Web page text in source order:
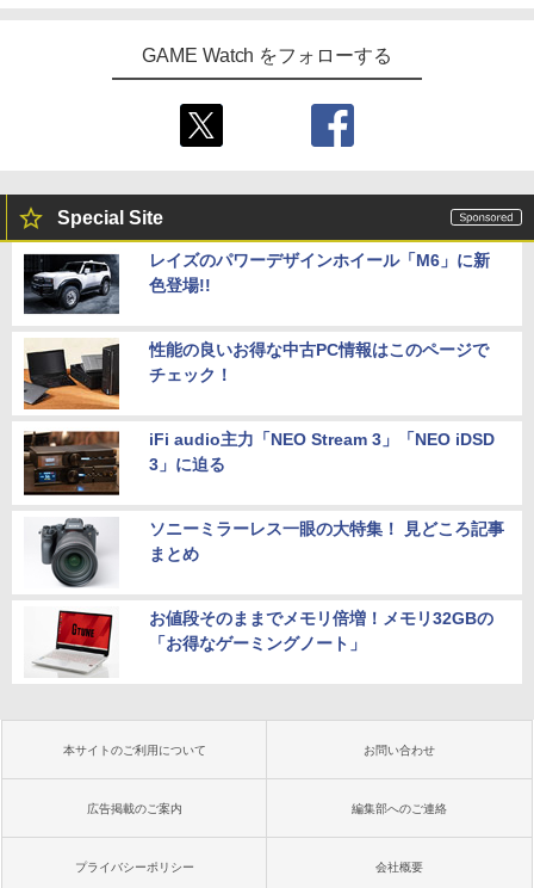
GAME Watch をフォローする
Special Site
レイズのパワーデザインホイール「M6」に新
色登場!!
性能の良いお得な中古PC情報はこのページで
チェック！
iFi audio主力「NEO Stream 3」「NEO iDSD
3」に迫る
ソニーミラーレス一眼の大特集！ 見どころ記事
まとめ
お値段そのままでメモリ倍増！メモリ32GBの
「お得なゲーミングノート」
本サイトのご利用について お問い合わせ
広告掲載のご案内 編集部へのご連絡
プライバシーポリシー 会社概要